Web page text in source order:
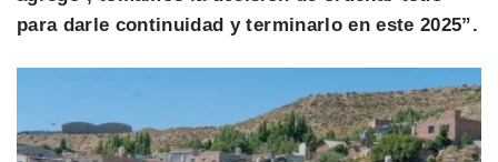
para darle continuidad y terminarlo en este 2025”.